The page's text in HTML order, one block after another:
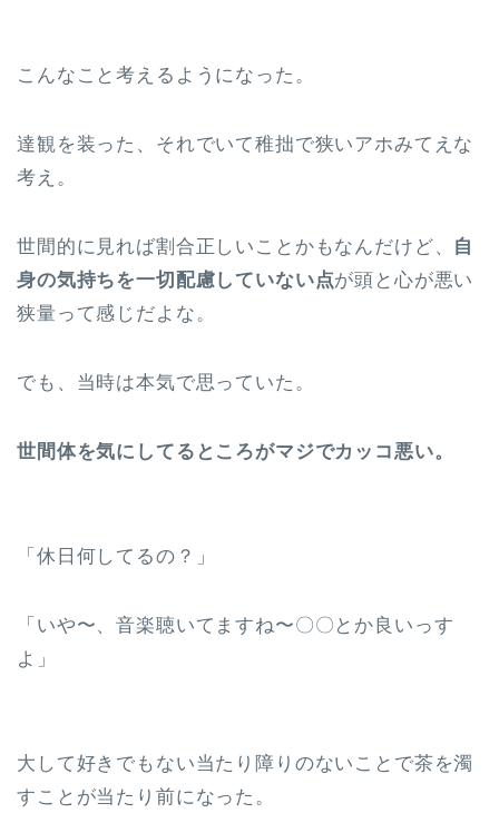
こんなこと考えるようになった。
達観を装った、それでいて稚拙で狭いアホみてえな
考え。
世間的に見れば割合正しいことかもなんだけど、 自
身の気持ちを一切配慮していない点が頭と心が悪い
狭量って感じだよな。
でも、当時は本気で思っていた。
世間体を気にしてるところがマジでカッコ悪い。
「休日何してるの？」
「いや〜、音楽聴いてますね〜〇〇とか良いっす
よ」
大して好きでもない当たり障りのないことで茶を濁
すことが当たり前になった。